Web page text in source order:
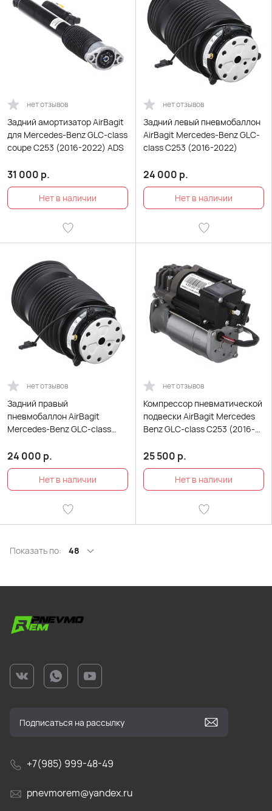
нет отзывов
Задний амортизатор AirBagit
для Mercedes-Benz GLC-class
coupe C253 (2016-2022) ADS
31 000 р.
нет отзывов
Задний левый пневмобаллон
AirBagit Mercedes-Benz GLC-
class C253 (2016-2022)
24 000 р.
нет отзывов
Задний правый
пневмобаллон AirBagit
Mercedes-Benz GLC-class
24 000 р.
нет отзывов
Компрессор пневматической
подвески AirBagit Mercedes
Benz GLC-class C253 (2016-
25 500 р.
Показать по: 48
+7(985) 999-48-49
pnevmorem@yandex.ru